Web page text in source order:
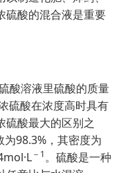
硫酸的混合液是重要
溶液里硫酸的质量
硫酸在浓度高时具有
硫酸最大的区别之
为98.3%，其密度为
－1。硫酸是一种